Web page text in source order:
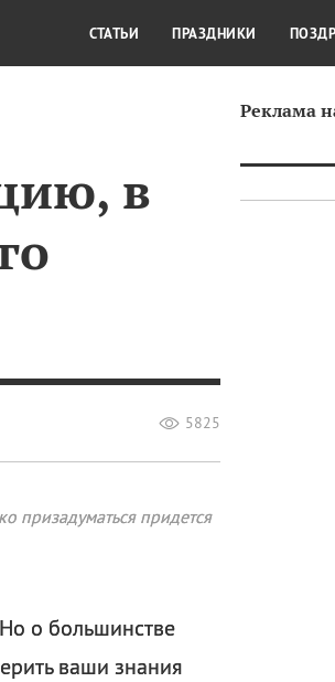
в
5825
призадуматься придется
Но о большинстве
ваши знания
Реклама
КУЛЬТУРА
СТАТЬИ ПРАЗДНИКИ